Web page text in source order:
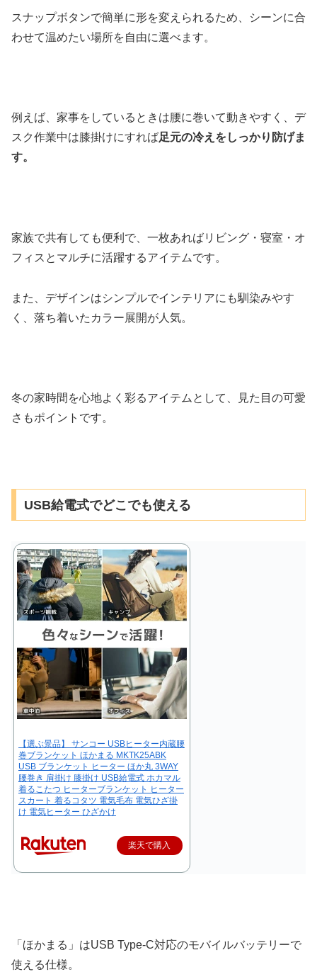
スナップボタンで簡単に形を変えられるため、シーンに合
わせて温めたい場所を自由に選べます。
例えば、家事をしているときは腰に巻いて動きやすく、デ
スク作業中は膝掛けにすれば足元の冷えをしっかり防げま
す。
家族で共有しても便利で、一枚あればリビング・寝室・オ
フィスとマルチに活躍するアイテムです。
また、デザインはシンプルでインテリアにも馴染みやす
く、落ち着いたカラー展開が人気。
冬の家時間を心地よく彩るアイテムとして、見た目の可愛
さもポイントです。
USB給電式でどこでも使える
【選ぶ景品】 サンコー USBヒーター内蔵腰
巻ブランケット ほかまる MKTK25ABK
USB ブランケット ヒーター ほか丸 3WAY
腰巻き 肩掛け 膝掛け USB給電式 ホカマル
着るこたつ ヒーターブランケット ヒーター
スカート 着るコタツ 電気毛布 電気ひざ掛
け 電気ヒーター ひざかけ
楽天で購入
「ほかまる」はUSB Type-C対応のモバイルバッテリーで
使える仕様。